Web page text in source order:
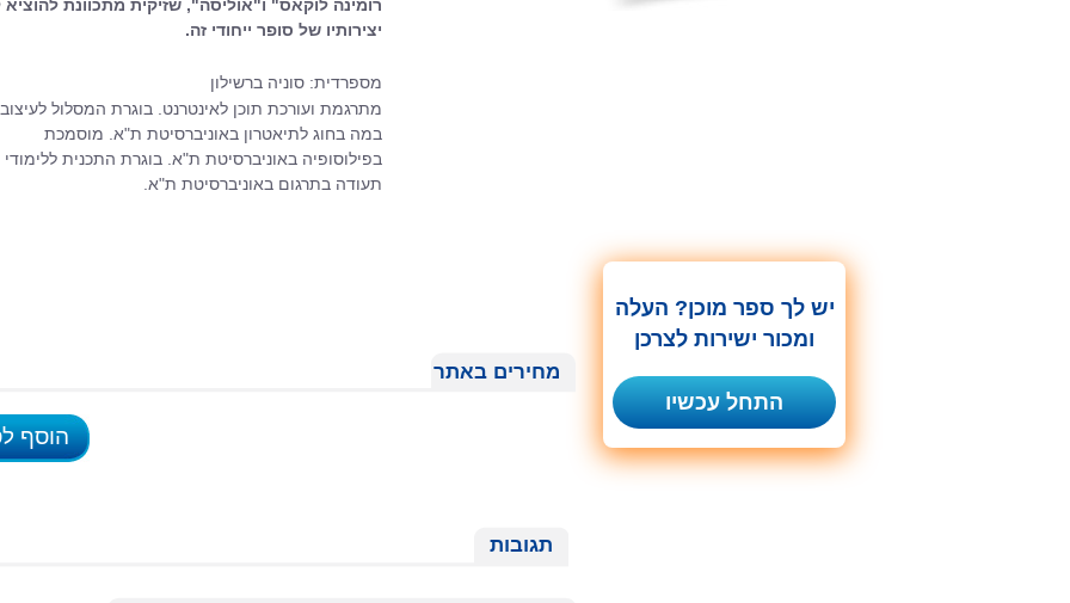
רומינה לוקאס" ו"אוליסה", שזיקית מתכוונת
יצירותיו של סופר ייחודי זה.
מספרדית: סוניה ברשילון
מתרגמת ועורכת תוכן לאינטרנט. בוגרת המסלול לעיצוב
במה בחוג לתיאטרון באוניברסיטת ת"א. מוסמכת
בפילוסופיה באוניברסיטת ת"א. בוגרת התכנית ללימודי
תעודה בתרגום באוניברסיטת ת"א.
מחירים באתר
הוסף
תגובות
יש לך ספר מוכן? העלה
ומכור ישירות לצרכן
התחל עכשיו